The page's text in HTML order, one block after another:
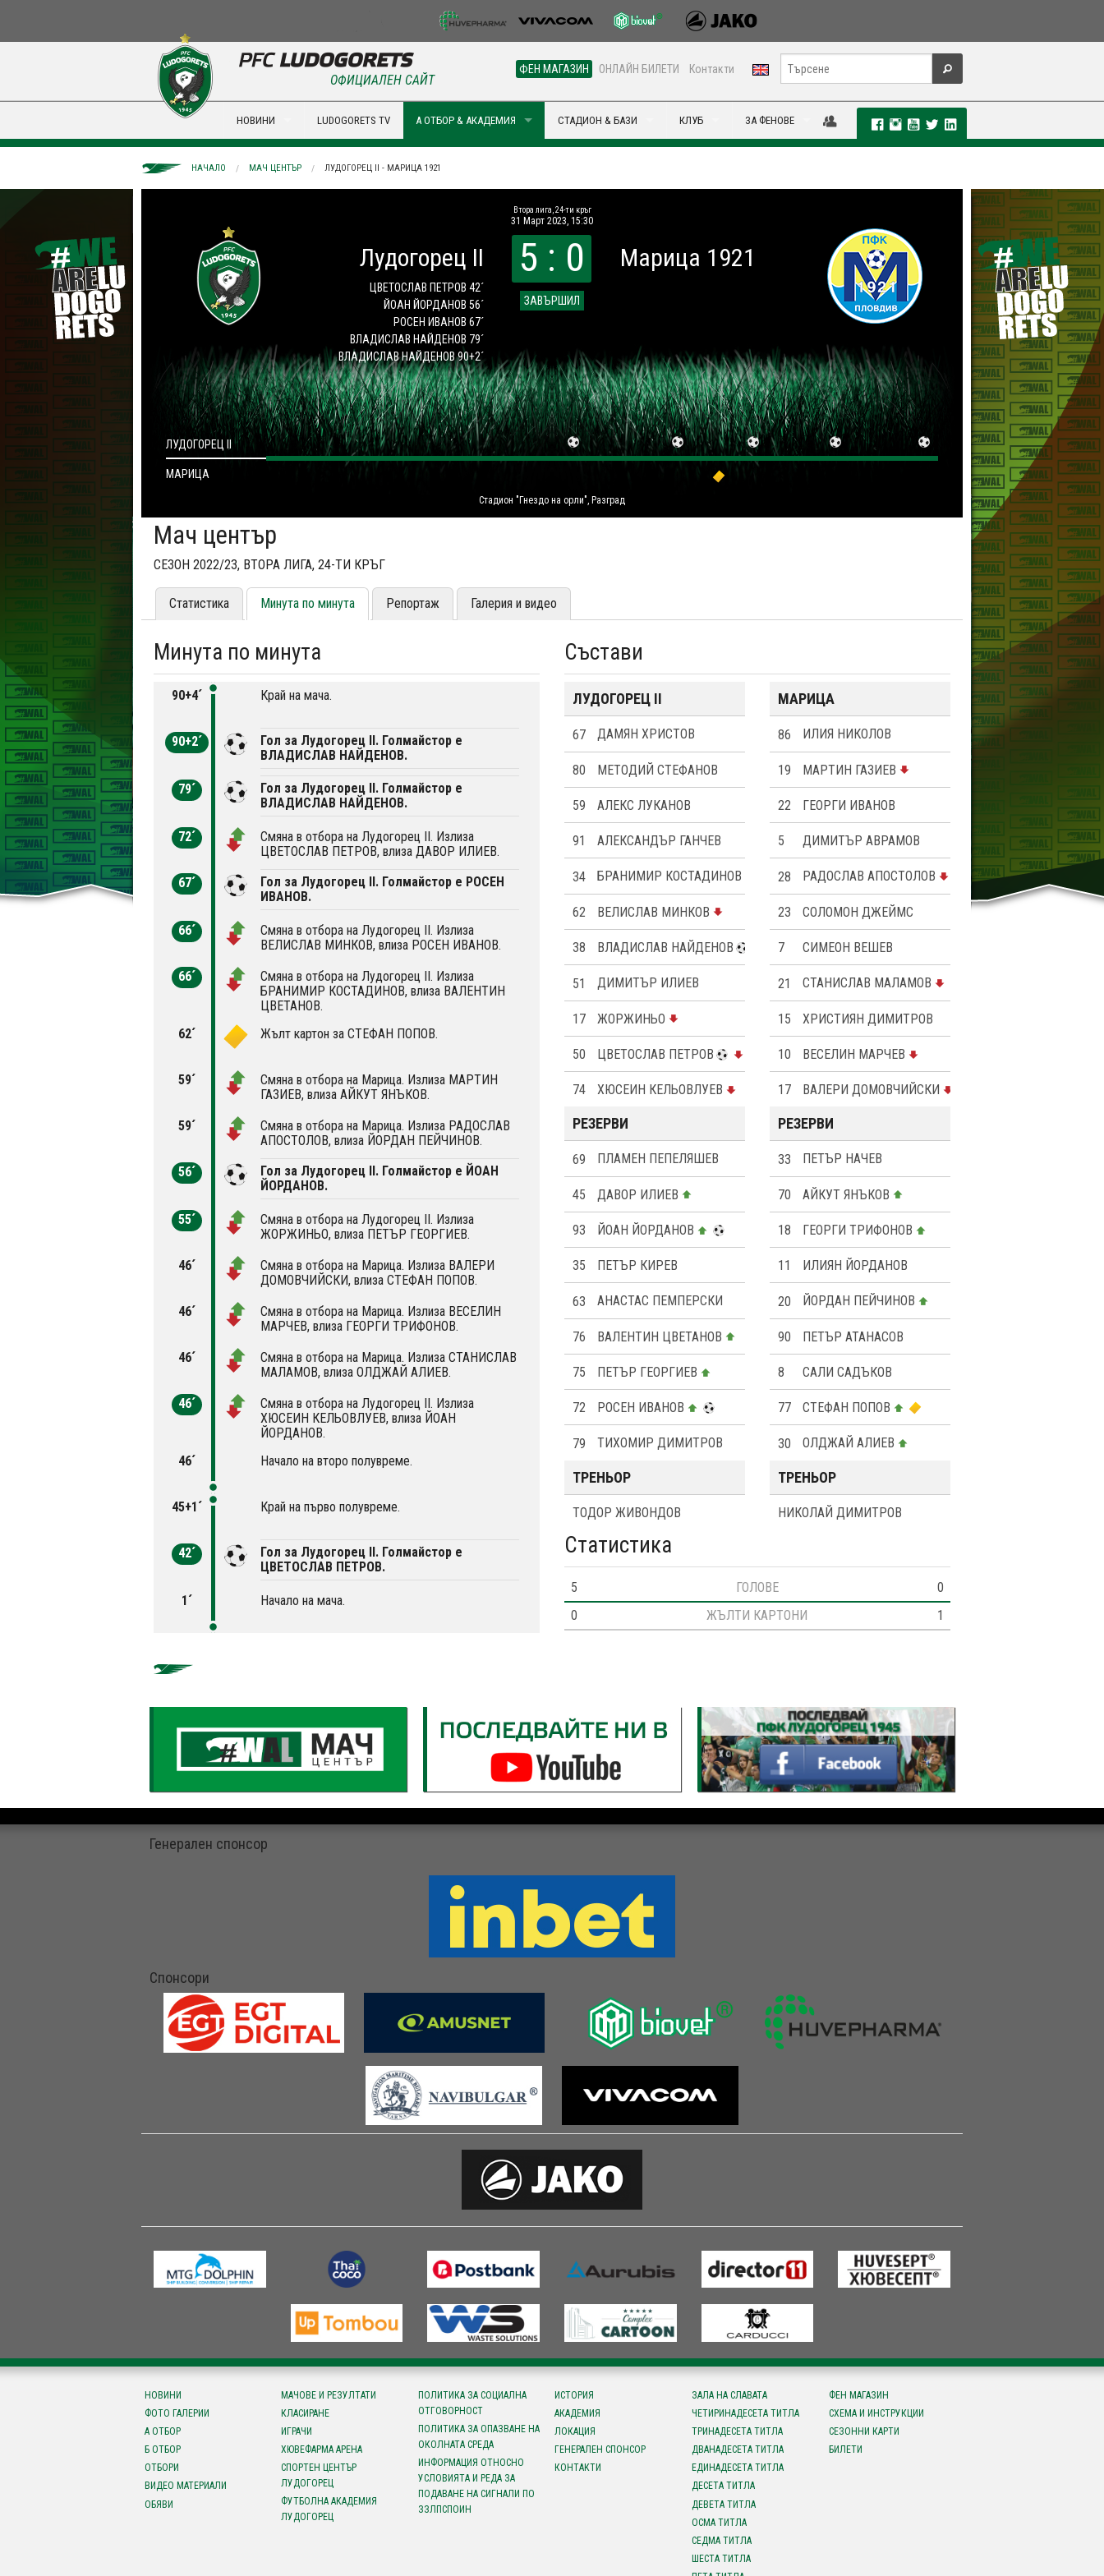
ФЕН МАГАЗИН ОНЛАЙН БИЛЕТИ Контакти
ОФИЦИАЛЕН САЙТ
НОВИНИ LUDOGORETS TV А ОТБОР & АКАДЕМИЯ СТАДИОН & БАЗИ КЛУБ ЗА ФЕНОВЕ
НАЧАЛО МАЧ ЦЕНТЪР ЛУДОГОРЕЦ II - МАРИЦА 1921
Втора лига, 24-ти кръг
31 Март 2023, 15:30
Лудогорец II
ЦВЕТОСЛАВ ПЕТРОВ 42´
ЙОАН ЙОРДАНОВ 56´
РОСЕН ИВАНОВ 67´
ВЛАДИСЛАВ НАЙДЕНОВ 79´
ВЛАДИСЛАВ НАЙДЕНОВ 90+2´
5 : 0
ЗАВЪРШИЛ
Марица 1921
Стадион "Гнездо на орли", Разград
ЛУДОГОРЕЦ II
МАРИЦА
Мач център
СЕЗОН 2022/23, ВТОРА ЛИГА, 24-ТИ КРЪГ
Статистика Минута по минута Репортаж Галерия и видео
Минута по минута
90+4´ Край на мача.
90+2´
Гол за Лудогорец II. Голмайстор е
ВЛАДИСЛАВ НАЙДЕНОВ.
79´
Гол за Лудогорец II. Голмайстор е
ВЛАДИСЛАВ НАЙДЕНОВ.
72´
Смяна в отбора на Лудогорец II. Излиза
ЦВЕТОСЛАВ ПЕТРОВ, влиза ДАВОР ИЛИЕВ.
67´
Гол за Лудогорец II. Голмайстор е РОСЕН
ИВАНОВ.
66´
Смяна в отбора на Лудогорец II. Излиза
ВЕЛИСЛАВ МИНКОВ, влиза РОСЕН ИВАНОВ.
66´
Смяна в отбора на Лудогорец II. Излиза
БРАНИМИР КОСТАДИНОВ, влиза ВАЛЕНТИН
ЦВЕТАНОВ.
62´
Жълт картон за СТЕФАН ПОПОВ.
59´
Смяна в отбора на Марица. Излиза МАРТИН
ГАЗИЕВ, влиза АЙКУТ ЯНЪКОВ.
59´
Смяна в отбора на Марица. Излиза РАДОСЛАВ
АПОСТОЛОВ, влиза ЙОРДАН ПЕЙЧИНОВ.
56´
Гол за Лудогорец II. Голмайстор е ЙОАН
ЙОРДАНОВ.
55´
Смяна в отбора на Лудогорец II. Излиза
ЖОРЖИНЬО, влиза ПЕТЪР ГЕОРГИЕВ.
46´
Смяна в отбора на Марица. Излиза ВАЛЕРИ
ДОМОВЧИЙСКИ, влиза СТЕФАН ПОПОВ.
46´
Смяна в отбора на Марица. Излиза ВЕСЕЛИН
МАРЧЕВ, влиза ГЕОРГИ ТРИФОНОВ.
46´
Смяна в отбора на Марица. Излиза СТАНИСЛАВ
МАЛАМОВ, влиза ОЛДЖАЙ АЛИЕВ.
46´
Смяна в отбора на Лудогорец II. Излиза
ХЮСЕИН КЕЛЬОВЛУЕВ, влиза ЙОАН
ЙОРДАНОВ.
46´
Начало на второ полувреме.
45+1´ Край на първо полувреме.
42´
Гол за Лудогорец II. Голмайстор е
ЦВЕТОСЛАВ ПЕТРОВ.
1´ Начало на мача.
Състави
ЛУДОГОРЕЦ II
67 ДАМЯН ХРИСТОВ
80 МЕТОДИЙ СТЕФАНОВ
59 АЛЕКС ЛУКАНОВ
91 АЛЕКСАНДЪР ГАНЧЕВ
34 БРАНИМИР КОСТАДИНОВ
62 ВЕЛИСЛАВ МИНКОВ
38 ВЛАДИСЛАВ НАЙДЕНОВ
51 ДИМИТЪР ИЛИЕВ
17 ЖОРЖИНЬО
50 ЦВЕТОСЛАВ ПЕТРОВ
74 ХЮСЕИН КЕЛЬОВЛУЕВ
РЕЗЕРВИ
69 ПЛАМЕН ПЕПЕЛЯШЕВ
45 ДАВОР ИЛИЕВ
93 ЙОАН ЙОРДАНОВ
35 ПЕТЪР КИРЕВ
63 АНАСТАС ПЕМПЕРСКИ
76 ВАЛЕНТИН ЦВЕТАНОВ
75 ПЕТЪР ГЕОРГИЕВ
72 РОСЕН ИВАНОВ
79 ТИХОМИР ДИМИТРОВ
МАРИЦА
86 ИЛИЯ НИКОЛОВ
19 МАРТИН ГАЗИЕВ
22 ГЕОРГИ ИВАНОВ
5 ДИМИТЪР АВРАМОВ
28 РАДОСЛАВ АПОСТОЛОВ
23 СОЛОМОН ДЖЕЙМС
7 СИМЕОН ВЕШЕВ
21 СТАНИСЛАВ МАЛАМОВ
15 ХРИСТИЯН ДИМИТРОВ
10 ВЕСЕЛИН МАРЧЕВ
17 ВАЛЕРИ ДОМОВЧИЙСКИ
РЕЗЕРВИ
33 ПЕТЪР НАЧЕВ
70 АЙКУТ ЯНЪКОВ
18 ГЕОРГИ ТРИФОНОВ
11 ИЛИЯН ЙОРДАНОВ
20 ЙОРДАН ПЕЙЧИНОВ
90 ПЕТЪР АТАНАСОВ
8 САЛИ САДЪКОВ
77 СТЕФАН ПОПОВ
30 ОЛДЖАЙ АЛИЕВ
ТРЕНЬОР
ТОДОР ЖИВОНДОВ
ТРЕНЬОР
НИКОЛАЙ ДИМИТРОВ
Статистика
5 ГОЛОВЕ
0
0
ЖЪЛТИ КАРТОНИ 1
Генерален спонсор
Спонсори
НОВИНИ
ФОТО ГАЛЕРИИ
А ОТБОР
Б ОТБОР
ОТБОРИ
ВИДЕО МАТЕРИАЛИ
ОБЯВИ
МАЧОВЕ И РЕЗУЛТАТИ
КЛАСИРАНЕ
ИГРАЧИ
ХЮВЕФАРМА АРЕНА
СПОРТЕН ЦЕНТЪР
ЛУДОГОРЕЦ
ФУТБОЛНА АКАДЕМИЯ
ЛУДОГОРЕЦ
ПОЛИТИКА ЗА СОЦИАЛНА
ОТГОВОРНОСТ
ПОЛИТИКА ЗА ОПАЗВАНЕ НА
ОКОЛНАТА СРЕДА
ИНФОРМАЦИЯ ОТНОСНО
УСЛОВИЯТА И РЕДА ЗА
ПОДАВАНЕ НА СИГНАЛИ ПО
ЗЗЛПСПОИН
ИСТОРИЯ
АКАДЕМИЯ
ЛОКАЦИЯ
ГЕНЕРАЛЕН СПОНСОР
КОНТАКТИ
ЗАЛА НА СЛАВАТА
ЧЕТИРИНАДЕСЕТА ТИТЛА
ТРИНАДЕСЕТА ТИТЛА
ДВАНАДЕСЕТА ТИТЛА
ЕДИНАДЕСЕТА ТИТЛА
ДЕСЕТА ТИТЛА
ДЕВЕТА ТИТЛА
ОСМА ТИТЛА
СЕДМА ТИТЛА
ШЕСТА ТИТЛА
ФЕН МАГАЗИН
СХЕМА И ИНСТРУКЦИИ
СЕЗОННИ КАРТИ
БИЛЕТИ